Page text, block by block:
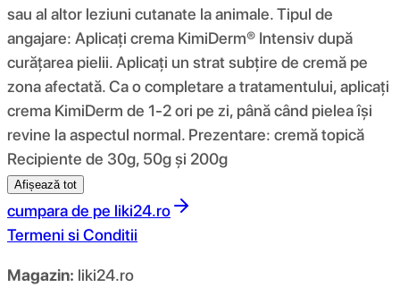
sau al altor leziuni cutanate la animale. Tipul de
angajare: Aplicați crema KimiDerm® Intensiv după
curățarea pielii. Aplicați un strat subțire de cremă pe
zona afectată. Ca o completare a tratamentului, aplicați
crema KimiDerm de 1-2 ori pe zi, până când pielea își
revine la aspectul normal. Prezentare: cremă topică
Recipiente de 30g, 50g și 200g
Afișează tot
cumpara de pe liki24.ro
Termeni si Conditii
Magazin: liki24.ro